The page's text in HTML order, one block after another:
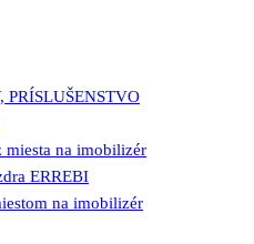
PRÍSLUŠENSTVO
miesta na imobilizér
ERREBI
na imobilizér